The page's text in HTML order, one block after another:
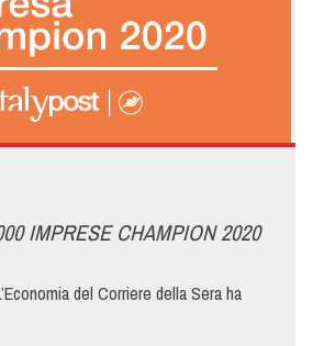
IMPRESE CHAMPION 2020
del Corriere della Sera ha